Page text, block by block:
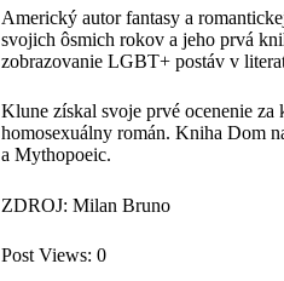
Americký autor fantasy a
svojich ôsmich rokov a jeho prvá
zobrazovanie LGBT+ postáv v
Klune získal svoje prvé ocenenie
homosexuálny román. Kniha Dom
a Mythopoeic.
ZDROJ: Milan Bruno
Post Views: 0